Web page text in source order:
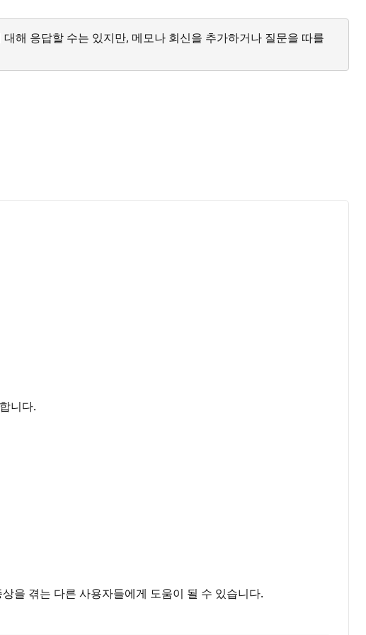
해 응답할 수는 있지만, 메모나 회신을 추가하거나 질문을 따를
니다.
을 겪는 다른 사용자들에게 도움이 될 수 있습니다.